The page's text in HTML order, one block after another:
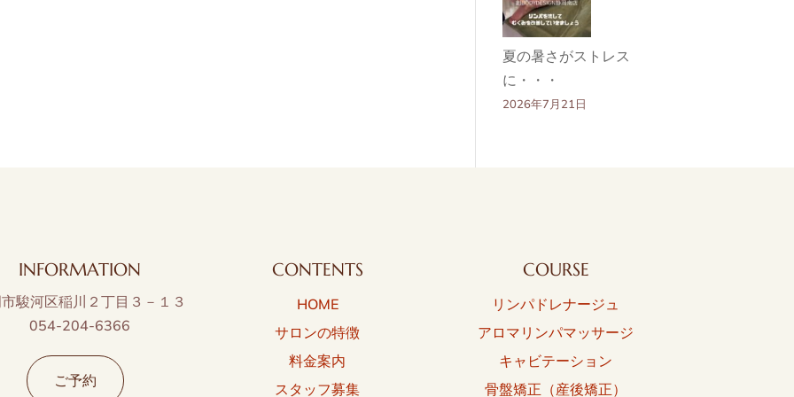
夏の暑さがストレス
に・・・
2026年7月21日
INFORMATION
駿河区稲川２丁目３－１３
054-204-6366
ご予約
CONTENTS
HOME
サロンの特徴
料金案内
スタッフ募集
COURSE
リンパドレナージュ
アロマリンパマッサージ
キャビテーション
骨盤矯正（産後矯正）